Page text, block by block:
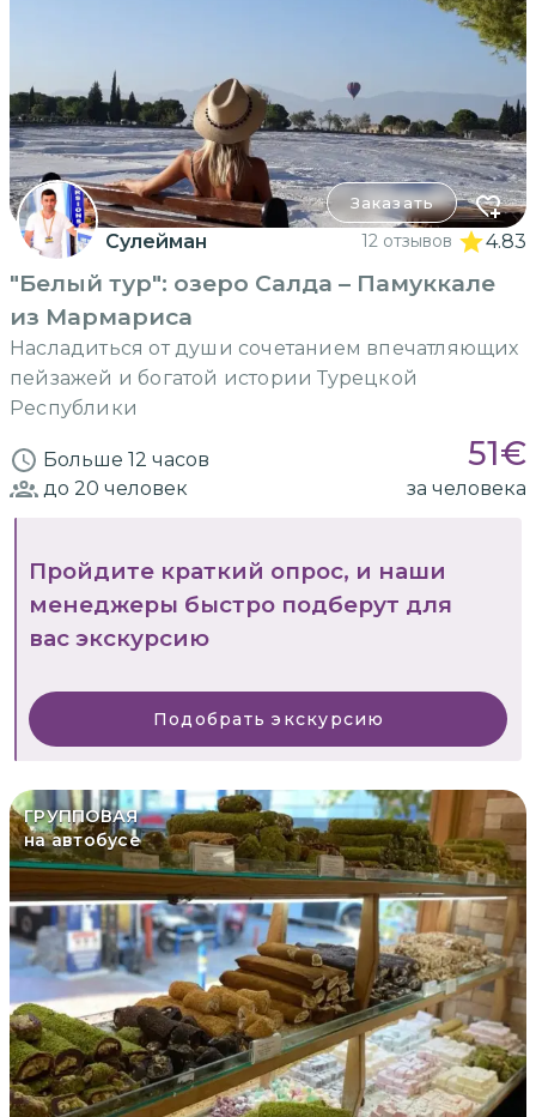
Заказать
Сулейман 12 отзывов 4.83
"Белый тур": озеро Салда – Памуккале
из Мармариса
Насладиться от души сочетанием впечатляющих
пейзажей и богатой истории Турецкой
Республики
Больше 12 часов 51€
до 20 человек за человека
Пройдите краткий опрос, и наши
менеджеры быстро подберут для
вас экскурсию
Подобрать экскурсию
ГРУППОВАЯ
на автобусе